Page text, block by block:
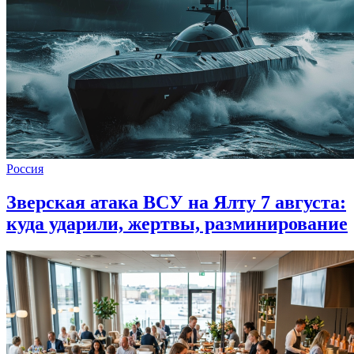
Россия
Зверская атака ВСУ на Ялту 7 августа:
куда ударили, жертвы, разминирование